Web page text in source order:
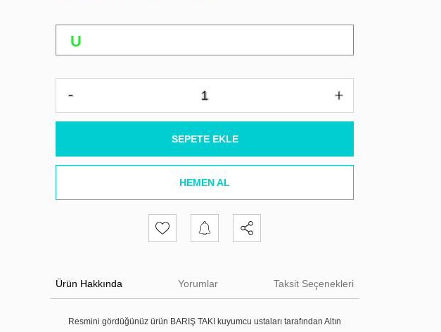
SEPETE EKLE
HEMEN AL
Ürün Hakkında Yorumlar Taksit Seçenekleri
Resmini gördüğünüz ürün BARIŞ TAKI kuyumcu ustaları tarafından Altın